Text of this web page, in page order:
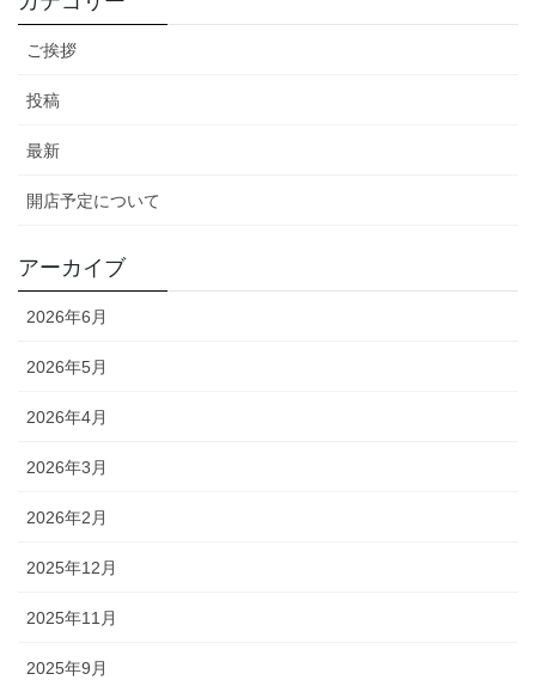
ご挨拶
投稿
最新
開店予定について
アーカイブ
2026年6月
2026年5月
2026年4月
2026年3月
2026年2月
2025年12月
2025年11月
2025年9月